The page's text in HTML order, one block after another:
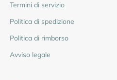
Termini di servizio
Politica di spedizione
Politica di rimborso
Avviso legale